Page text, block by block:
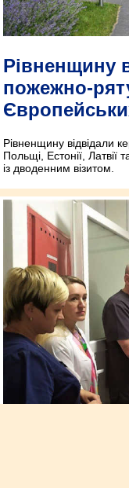
Рівненщину
пожежно-
Рівненщину відвідали
Польщі, Естонії, Латвії
із дводенним візитом.